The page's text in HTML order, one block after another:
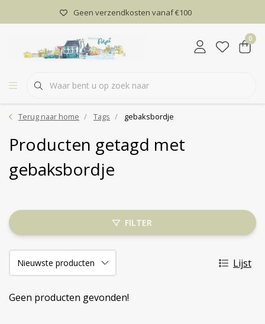
Geen verzendkosten vanaf €100
0
Terug naar home Tags gebaksbordje
Producten getagd met
gebaksbordje
FILTER
Lijst
Geen producten gevonden!